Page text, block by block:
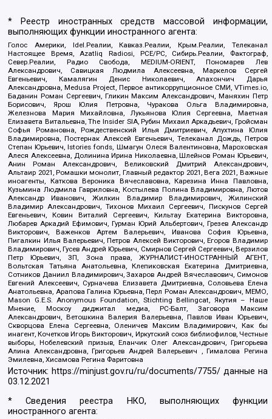
* Реестр иностранных средств массовой информации,
выполняющих функции иностранного агента:
Голос Америки, Idel.Реалии, Кавказ.Реалии, Крым.Реалии, Телеканал
Настоящее Время, Azatliq Radiosi, PCE/PC, Сибирь.Реалии, Фактограф,
Север.Реалии, Радио Свобода, MEDIUM-ORIENT, Пономарев Лев
Александрович, Савицкая Людмила Алексеевна, Маркелов Сергей
Евгеньевич, Камалягин Денис Николаевич, Апахончич Дарья
Александровна, Medusa Project, Первое антикоррупционное СМИ, VTimes.io,
Баданин Роман Сергеевич, Гликин Максим Александрович, Маняхин Петр
Борисович, Ярош Юлия Петровна, Чуракова Ольга Владимировна,
Железнова Мария Михайловна, Лукьянова Юлия Сергеевна, Маетная
Елизавета Витальевна, The Insider SIA, Рубин Михаил Аркадьевич, Гройсман
Софья Романовна, Рождественский Илья Дмитриевич, Апухтина Юлия
Владимировна, Постернак Алексей Евгеньевич, Телеканал Дождь, Петров
Степан Юрьевич, Istories fonds, Шмагун Олеся Валентиновна, Мароховская
Алеся Алексеевна, Долинина Ирина Николаевна, Шлейнов Роман Юрьевич,
Анин Роман Александрович, Великовский Дмитрий Александрович,
Альтаир 2021, Ромашки монолит, Главный редактор 2021, Вега 2021, Важные
иноагенты, Каткова Вероника Вячеславовна, Карезина Инна Павловна,
Кузьмина Людмила Гавриловна, Костылева Полина Владимировна, Лютов
Александр Иванович, Жилкин Владимир Владимирович, Жилинский
Владимир Александрович, Тихонов Михаил Сергеевич, Пискунов Сергей
Евгеньевич, Ковин Виталий Сергеевич, Кильтау Екатерина Викторовна,
Любарев Аркадий Ефимович, Гурман Юрий Альбертович, Грезев Александр
Викторович, Важенков Артем Валерьевич, Иванова София Юрьевна,
Пигалкин Илья Валерьевич, Петров Алексей Викторович, Егоров Владимир
Владимирович, Гусев Андрей Юрьевич, Смирнов Сергей Сергеевич, Верзилов
Петр Юрьевич, ЗП, Зона права, ЖУРНАЛИСТ-ИНОСТРАННЫЙ АГЕНТ,
Вольтская Татьяна Анатольевна, Клепиковская Екатерина Дмитриевна,
Сотников Даниил Владимирович, Захаров Андрей Вячеславович, Симонов
Евгений Алексеевич, Сурначева Елизавета Дмитриевна, Соловьева Елена
Анатольевна, Арапова Галина Юрьевна, Перл Роман Александрович, МЕМО,
Mason G.E.S. Anonymous Foundation, Stichting Bellingcat, Якутия – Наше
Мнение, Москоу диджитал медиа, РС-Балт, Заговора Максим
Александрович, Ветошкина Валерия Валерьевна, Павлов Иван Юрьевич,
Скворцова Елена Сергеевна, Оленичев Максим Владимирович, Как бы
инагент, Кочетков Игорь Викторович, Иркутский союз библиофилов, Честные
выборы, Нобелевский призыв, Еланчик Олег Александрович, Григорьева
Алина Александровна, Григорьев Андрей Валерьевич , Гималова Регина
Эмилевна, Хисамова Регина Фаритовна
Источник: https://minjust.gov.ru/ru/documents/7755/ данные на
03.12.2021
* Сведения реестра НКО, выполняющих функции
иностранного агента: